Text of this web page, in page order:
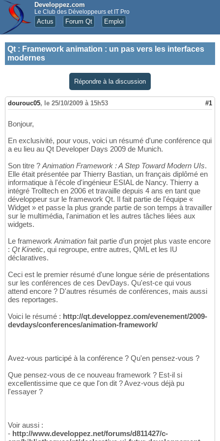
Developpez.com
Le Club des Développeurs et IT Pro
Actus Forum Qt Emploi
Qt : Framework animation : un pas vers les interfaces
modernes
Répondre à la discussion
dourouc05, le 25/10/2009 à 15h53 #1
Bonjour,
En exclusivité, pour vous, voici un résumé d'une conférence qui
a eu lieu au Qt Developer Days 2009 de Munich.
Son titre ? Animation Framework : A Step Toward Modern UIs.
Elle était présentée par Thierry Bastian, un français diplômé en
informatique à l'école d'ingénieur ESIAL de Nancy. Thierry a
intégré Trolltech en 2006 et travaille depuis 4 ans en tant que
développeur sur le framework Qt. Il fait partie de l'équipe «
Widget » et passe la plus grande partie de son temps à travailler
sur le multimédia, l'animation et les autres tâches liées aux
widgets.
Le framework Animation fait partie d'un projet plus vaste encore
: Qt Kinetic, qui regroupe, entre autres, QML et les IU
déclaratives.
Ceci est le premier résumé d'une longue série de présentations
sur les conférences de ces DevDays. Qu'est-ce qui vous
attend encore ? D'autres résumés de conférences, mais aussi
des reportages.
Voici le résumé : http://qt.developpez.com/evenement/2009-
devdays/conferences/animation-framework/
Avez-vous participé à la conférence ? Qu'en pensez-vous ?
Que pensez-vous de ce nouveau framework ? Est-il si
excellentissime que ce que l'on dit ? Avez-vous déjà pu
l'essayer ?
Voir aussi :
- http://www.developpez.net/forums/d811427/c-